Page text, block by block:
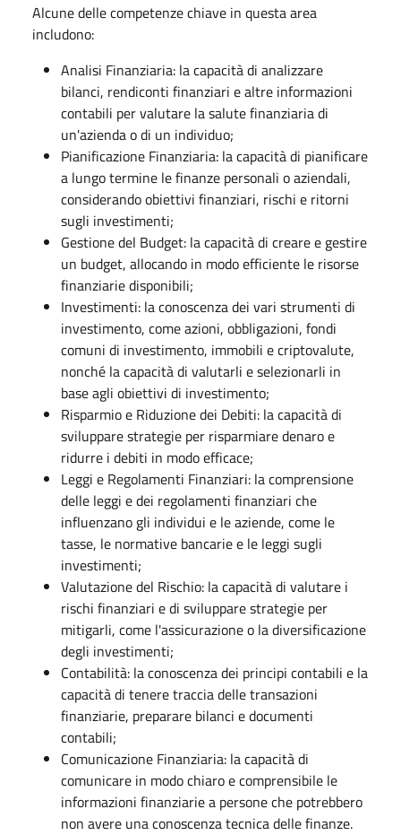
Alcune delle competenze chiave in questa area
includono:
Analisi Finanziaria: la capacità di analizzare
bilanci, rendiconti finanziari e altre informazioni
contabili per valutare la salute finanziaria di
un'azienda o di un individuo;
Pianificazione Finanziaria: la capacità di pianificare
a lungo termine le finanze personali o aziendali,
considerando obiettivi finanziari, rischi e ritorni
sugli investimenti;
Gestione del Budget: la capacità di creare e gestire
un budget, allocando in modo efficiente le risorse
finanziarie disponibili;
Investimenti: la conoscenza dei vari strumenti di
investimento, come azioni, obbligazioni, fondi
comuni di investimento, immobili e criptovalute,
nonché la capacità di valutarli e selezionarli in
base agli obiettivi di investimento;
Risparmio e Riduzione dei Debiti: la capacità di
sviluppare strategie per risparmiare denaro e
ridurre i debiti in modo efficace;
Leggi e Regolamenti Finanziari: la comprensione
delle leggi e dei regolamenti finanziari che
influenzano gli individui e le aziende, come le
tasse, le normative bancarie e le leggi sugli
investimenti;
Valutazione del Rischio: la capacità di valutare i
rischi finanziari e di sviluppare strategie per
mitigarli, come l'assicurazione o la diversificazione
degli investimenti;
Contabilità: la conoscenza dei principi contabili e la
capacità di tenere traccia delle transazioni
finanziarie, preparare bilanci e documenti
contabili;
Comunicazione Finanziaria: la capacità di
comunicare in modo chiaro e comprensibile le
informazioni finanziarie a persone che potrebbero
non avere una conoscenza tecnica delle finanze.